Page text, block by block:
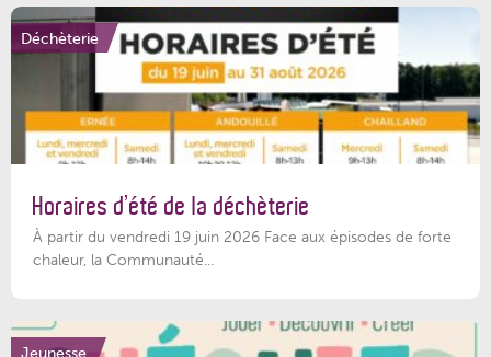
Déchèterie
Horaires d’été de la déchèterie
À partir du vendredi 19 juin 2026 Face aux épisodes de forte
chaleur, la Communauté...
Jeunesse